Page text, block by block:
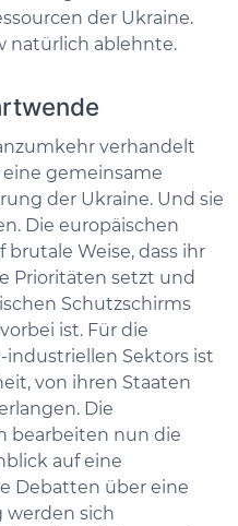
der Ukraine.
natürlich ablehnte.
verhandelt
gemeinsame
der Ukraine. Und sie
Die europäischen
Weise, dass ihr
Prioritäten setzt und
Schutzschirms
ist. Für die
industriellen Sektors ist
von ihren Staaten
Die
bearbeiten nun die
auf eine
Debatten über eine
werden sich